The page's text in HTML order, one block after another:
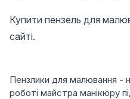
Купити пензель для
сайті.
Пензлики для малювання -
роботі майстра манікюру